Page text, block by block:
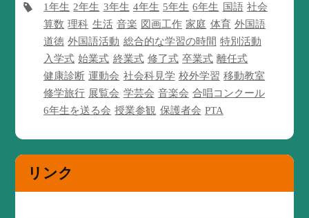
1年生 2年生 3年生 4年生 5年生 6年生 国語 社会
算数 理科 生活 音楽 図画工作 家庭 体育 外国語
道徳 外国語活動 総合的な学習の時間 特別活動
入学式 始業式 終業式 修了式 卒業式 離任式
健康診断 運動会 社会科見学 校外学習 移動教室
修学旅行 展覧会 学芸会 音楽会 合唱コンクール
6年生を送る会 授業参観 保護者会 PTA
リンク